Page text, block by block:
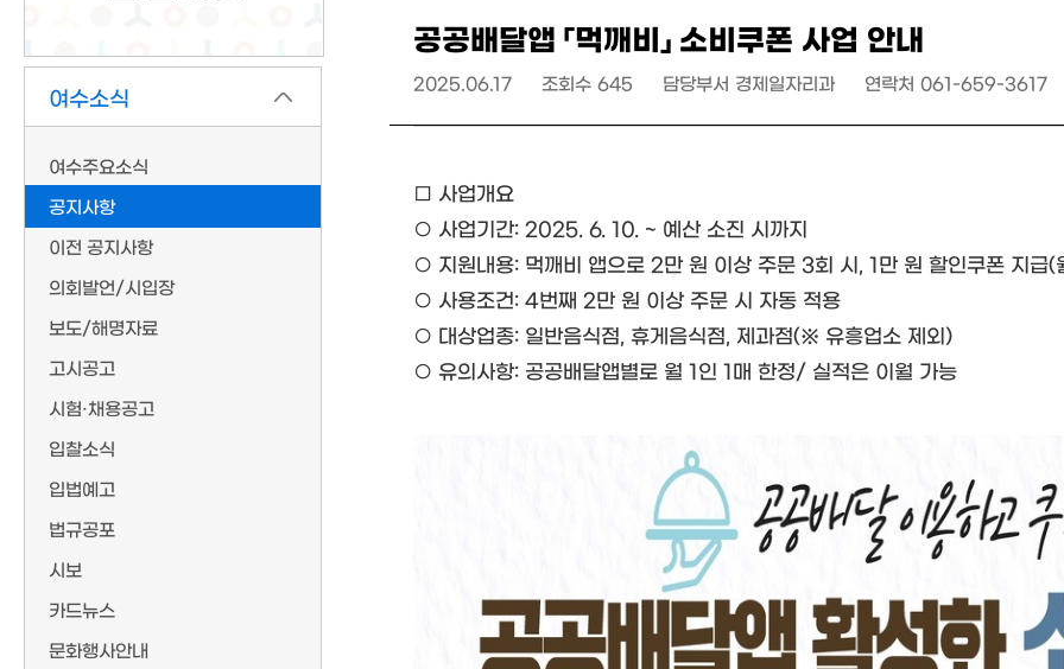
여수소식
여수주요소식
공지사항
이전 공지사항
의회발언/시입장
보도/해명자료
고시공고
시험·채용공고
입찰소식
입법예고
법규공포
시보
카드뉴스
문화행사안내
공공배달앱 「먹깨비」 소비쿠폰 사업 안내
2025.06.17 조회수 645 담당부서 경제일자리과 연락처 061-659-3617
□ 사업개요
○ 사업기간: 2025. 6. 10. ~ 예산 소진 시까지
○ 지원내용: 먹깨비 앱으로 2만 원 이상 주문 3회 시, 1만 원 할인쿠폰 지급(
○ 사용조건: 4번째 2만 원 이상 주문 시 자동 적용
○ 대상업종: 일반음식점, 휴게음식점, 제과점(※ 유흥업소 제외)
○ 유의사항: 공공배달앱별로 월 1인 1매 한정/ 실적은 이월 가능